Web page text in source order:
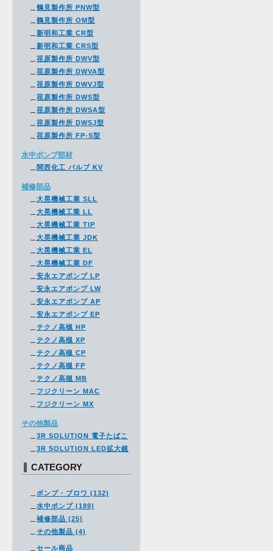
鶴見製作所 PNW型
鶴見製作所 OM型
新明和工業 CR型
新明和工業 CRS型
荏原製作所 DWV型
荏原製作所 DWVA型
荏原製作所 DWVJ型
荏原製作所 DWS型
荏原製作所 DWSA型
荏原製作所 DWSJ型
荏原製作所 FP-S型
水中ポンプ部材
関西化工 バルブ KV
補修部品
大晃機械工業 SLL
大晃機械工業 LL
大晃機械工業 TIP
大晃機械工業 JDK
大晃機械工業 EL
大晃機械工業 DF
安永エアポンプ LP
安永エアポンプ LW
安永エアポンプ AP
安永エアポンプ EP
テクノ高槻 HP
テクノ高槻 XP
テクノ高槻 CP
テクノ高槻 FP
テクノ高槻 MB
フジクリーン MAC
フジクリーン MX
その他製品
3R SOLUTION 電子たばこ
3R SOLUTION LED拡大鏡
CATEGORY
ポンプ・ブロワ (132)
水中ポンプ (189)
補修部品 (25)
その他製品 (4)
セール商品